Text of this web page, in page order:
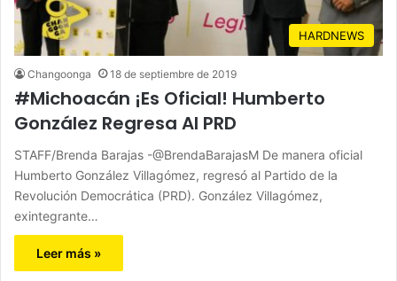
HARDNEWS
Changoonga 18 de septiembre de 2019
#Michoacán ¡Es Oficial! Humberto
González Regresa Al PRD
STAFF/Brenda Barajas -@BrendaBarajasM De manera oficial
Humberto González Villagómez, regresó al Partido de la
Revolución Democrática (PRD). González Villagómez,
exintegrante…
Leer más »